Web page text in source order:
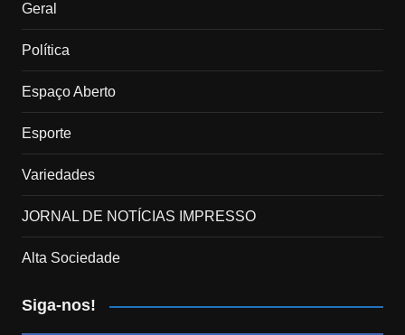
Geral
Política
Espaço Aberto
Esporte
Variedades
JORNAL DE NOTÍCIAS IMPRESSO
Alta Sociedade
Siga-nos!